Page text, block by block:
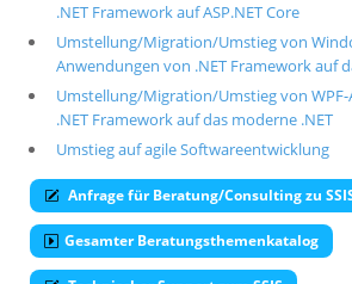
.NET Framework auf ASP.NET Core
Umstellung/Migration/Umstieg von
Anwendungen von .NET Framework auf
Umstellung/Migration/Umstieg von
.NET Framework auf das moderne .NET
Umstieg auf agile Softwareentwicklung
Anfrage für Beratung/Consulting zu
Gesamter Beratungsthemenkatalog